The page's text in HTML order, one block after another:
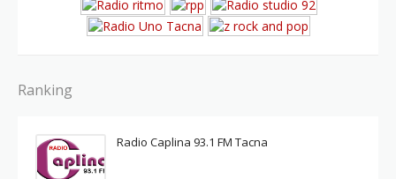
Ranking
Radio Caplina 93.1 FM Tacna